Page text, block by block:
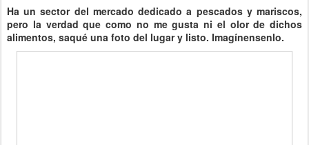
Ha un sector del mercado dedicado a pescados y mariscos,
pero la verdad que como no me gusta ni el olor de dichos
alimentos, saqué una foto del lugar y listo. Imagínensenlo.